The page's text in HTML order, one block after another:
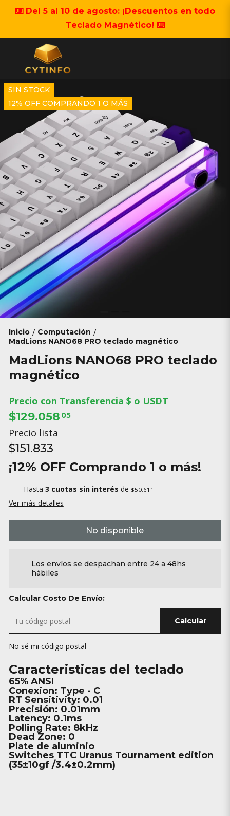
⌨️ Del 5 al 10 de agosto: ¡Descuentos en todo
Teclado Magnético! ⌨️
SIN STOCK
12% OFF COMPRANDO 1 O MÁS
Inicio / Computación /
MadLions NANO68 PRO teclado magnético
MadLions NANO68 PRO teclado
magnético
Precio con Transferencia $ o USDT
$129.058 05
Precio lista
$151.833
¡12% OFF Comprando 1 o más!
Hasta 3 cuotas sin interés de $50.611
Ver más detalles
No disponible
Los envíos se despachan entre 24 a 48hs
hábiles
Calcular Costo De Envío:
Calcular
No sé mi código postal
Caracteristicas del teclado
65% ANSI
Conexion: Type - C
RT Sensitivity: 0.01
Precisión: 0.01mm
Latency: 0.1ms
Polling Rate: 8kHz
Dead Zone: 0
Plate de aluminio
Switches TTC Uranus Tournament edition
(35±10gf /3.4±0.2mm)